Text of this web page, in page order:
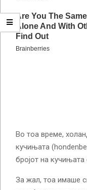
Во тоа време,
кучињата
бројот на
За жал, тоа имаше